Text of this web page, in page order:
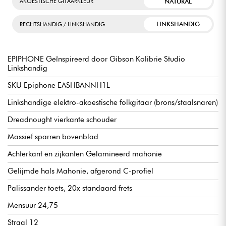
RECHTSHANDIG / LINKSHANDIG LINKSHANDIG
EPIPHONE Geïnspireerd door Gibson Kolibrie Studio
Linkshandig
SKU Epiphone EASHBANNH1L
Linkshandige elektro-akoestische folkgitaar (brons/staalsnaren)
Dreadnought vierkante schouder
Massief sparren bovenblad
Achterkant en zijkanten Gelamineerd mahonie
Gelijmde hals Mahonie, afgerond C-profiel
Palissander toets, 20x standaard frets
Mensuur 24,75
Straal 12